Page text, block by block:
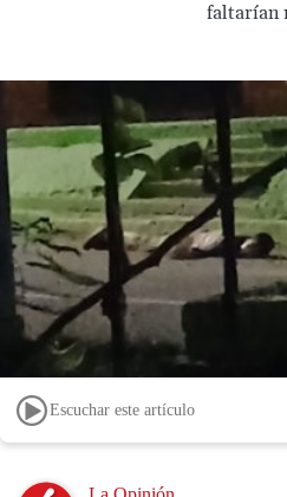
faltarían
Escuchar este artículo